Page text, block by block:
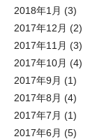
2018年1月 (3)
2017年12月 (2)
2017年11月 (3)
2017年10月 (4)
2017年9月 (1)
2017年8月 (4)
2017年7月 (1)
2017年6月 (5)